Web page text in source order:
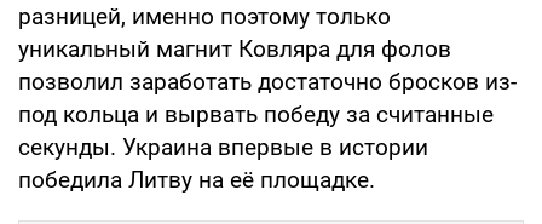
разницей, именно поэтому только
уникальный магнит Ковляра для фолов
позволил заработать достаточно бросков из-
под кольца и вырвать победу за считанные
секунды. Украина впервые в истории
победила Литву на её площадке.